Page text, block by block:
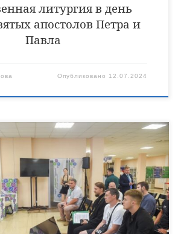
литургия в день
апостолов Петра и
Павла
Опубликовано 12.07.2024
отдела Уваровской епархии
Лукошин принял участие во втором
«Спорт. Антидопинг. Здоровье.
взаимодействия». На форуме
с генеральным секретарем
Татьяной Кириенко. В ходе беседы